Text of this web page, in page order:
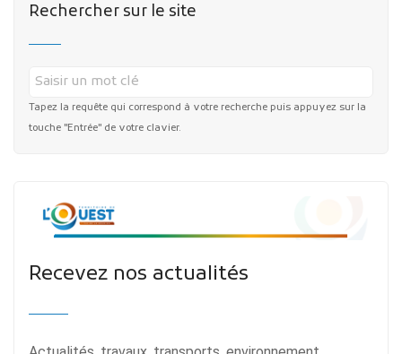
Rechercher sur le site
Tapez la requête qui correspond à votre recherche puis appuyez sur la
touche "Entrée" de votre clavier.
Recevez nos actualités